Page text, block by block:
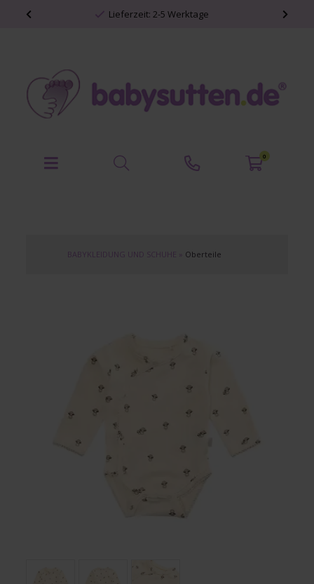
Lieferzeit: 2-5 Werktage
0
BABYKLEIDUNG UND SCHUHE Oberteile